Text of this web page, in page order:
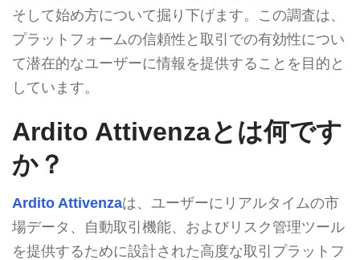
そして始め方について掘り下げます。この調査は、
プラットフォームの信頼性と取引での有効性につい
て潜在的なユーザーに情報を提供することを目的と
しています。
Ardito Attivenzaとは何です
か？
Ardito Attivenzaは、ユーザーにリアルタイムの市
場データ、自動取引機能、およびリスク管理ツール
を提供するために設計された高度な取引プラットフ